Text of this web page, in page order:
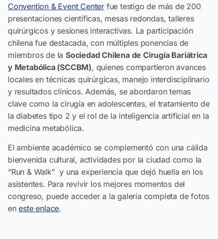
Convention & Event Center fue testigo de más de 200
presentaciones científicas, mesas redondas, talleres
quirúrgicos y sesiones interactivas. La participación
chilena fue destacada, con múltiples ponencias de
miembros de laSociedad Chilena de Cirugía Bariátrica
y Metabólica (SCCBM), quienes compartieron avances
locales en técnicas quirúrgicas, manejo interdisciplinario
y resultados clínicos. Además, se abordaron temas
clave como la cirugía en adolescentes, el tratamiento de
la diabetes tipo 2 y el rol de la inteligencia artificial en la
medicina metabólica.
El ambiente académico se complementó con una cálida
bienvenida cultural, actividades por la ciudad como la
“Run & Walk” y una experiencia que dejó huella en los
asistentes. Para revivir los mejores momentos del
congreso, puede acceder a la galería completa de fotos
eneste enlace.